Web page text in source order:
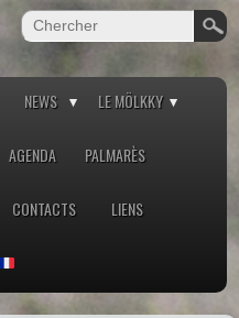
NEWS LE MÖLKKY
AGENDA PALMARÈS
CONTACTS LIENS